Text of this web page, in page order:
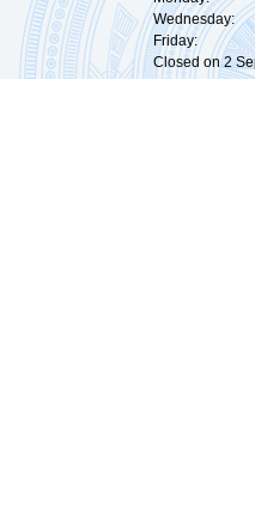
Wednesday:
Friday:
Closed on 2